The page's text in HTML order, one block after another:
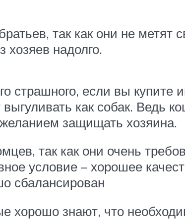
так как они не метят
хозяев надолго.
страшного, если вы купите
как собак. Ведь
защищать хозяина.
так как они очень
условие – хорошее
сбалансирован
хорошо знают, что